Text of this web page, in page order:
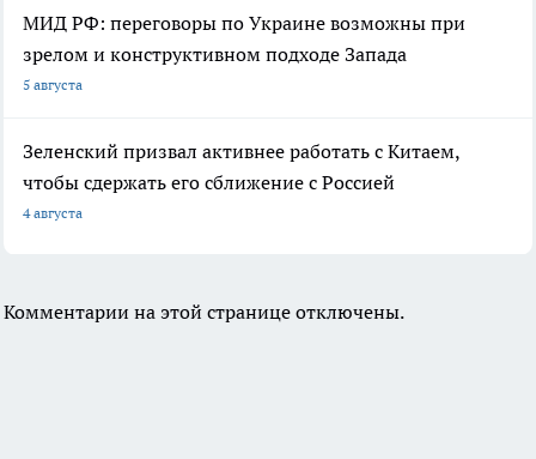
МИД РФ: переговоры по Украине возможны при
зрелом и конструктивном подходе Запада
5 августа
Зеленский призвал активнее работать с Китаем,
чтобы сдержать его сближение с Россией
4 августа
Комментарии на этой странице отключены.